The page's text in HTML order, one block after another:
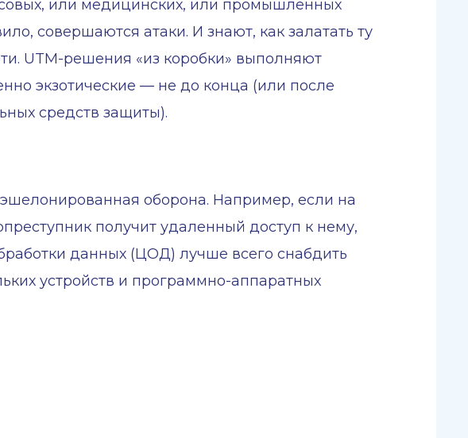
или медицинских, или промышленных
совершаются атаки. И знают, как залатать ту
UTM-решения «из коробки» выполняют
экзотические — не до конца (или после
средств защиты).
оборона. Например, если на
получит удаленный доступ к нему,
данных (ЦОД) лучше всего снабдить
устройств и программно-аппаратных